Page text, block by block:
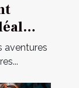
aventures